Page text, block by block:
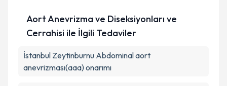
Aort Anevrizma ve Diseksiyonları ve
Cerrahisi ile İlgili Tedaviler
İstanbul Zeytinburnu Abdominal aort
anevrizması(aaa) onarımı